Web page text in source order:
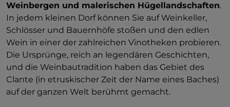
Weinbergen und malerischen Hügellandschaften.
In jedem kleinen Dorf können Sie auf Weinkeller,
Schlösser und Bauernhöfe stoßen und den edlen
Wein in einer der zahlreichen Vinotheken probieren.
Die Ursprünge, reich an legendären Geschichten,
und die Weinbautradition haben das Gebiet des
Clante (in etruskischer Zeit der Name eines Baches)
auf der ganzen Welt berühmt gemacht.